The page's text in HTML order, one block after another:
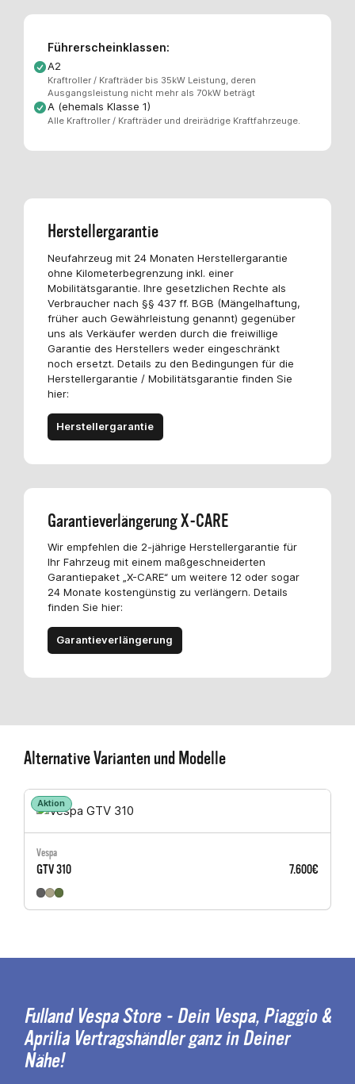
Führerscheinklassen:
A2
Kraftroller / Krafträder bis 35kW Leistung, deren
Ausgangsleistung nicht mehr als 70kW beträgt
A (ehemals Klasse 1)
Alle Kraftroller / Krafträder und dreirädrige Kraftfahrzeuge.
Herstellergarantie
Neufahrzeug mit 24 Monaten Herstellergarantie
ohne Kilometerbegrenzung inkl. einer
Mobilitätsgarantie. Ihre gesetzlichen Rechte als
Verbraucher nach §§ 437 ff. BGB (Mängelhaftung,
früher auch Gewährleistung genannt) gegenüber
uns als Verkäufer werden durch die freiwillige
Garantie des Herstellers weder eingeschränkt
noch ersetzt. Details zu den Bedingungen für die
Herstellergarantie / Mobilitätsgarantie finden Sie
hier:
Herstellergarantie
Garantieverlängerung X-CARE
Wir empfehlen die 2-jährige Herstellergarantie für
Ihr Fahrzeug mit einem maßgeschneiderten
Garantiepaket „X-CARE“ um weitere 12 oder sogar
24 Monate kostengünstig zu verlängern. Details
finden Sie hier:
Garantieverlängerung
Alternative Varianten und Modelle
Aktion
Vespa
GTV 310 7.600€
Fulland Vespa Store - Dein Vespa, Piaggio &
Aprilia Vertragshändler ganz in Deiner
Nähe!